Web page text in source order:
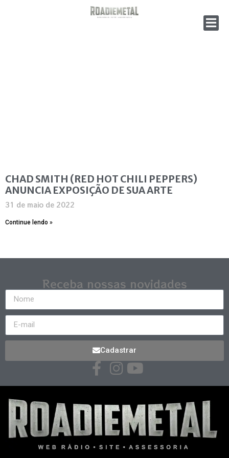
CHAD SMITH (RED HOT CHILI PEPPERS)
ANUNCIA EXPOSIÇÃO DE SUA ARTE
31 de maio de 2022
Continue lendo »
Receba nossas novidades
Cadastrar